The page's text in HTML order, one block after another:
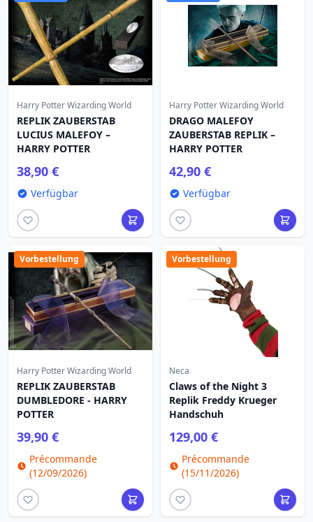
Harry Potter Wizarding World
REPLIK ZAUBERSTAB
LUCIUS MALEFOY –
HARRY POTTER
38,90 €
Verfügbar
Harry Potter Wizarding World
DRAGO MALEFOY
ZAUBERSTAB REPLIK –
HARRY POTTER
42,90 €
Verfügbar
Vorbestellung
Harry Potter Wizarding World
REPLIK ZAUBERSTAB
DUMBLEDORE - HARRY
POTTER
39,90 €
Précommande
(12/09/2026)
Vorbestellung
Neca
Claws of the Night 3
Replik Freddy Krueger
Handschuh
129,00 €
Précommande
(15/11/2026)